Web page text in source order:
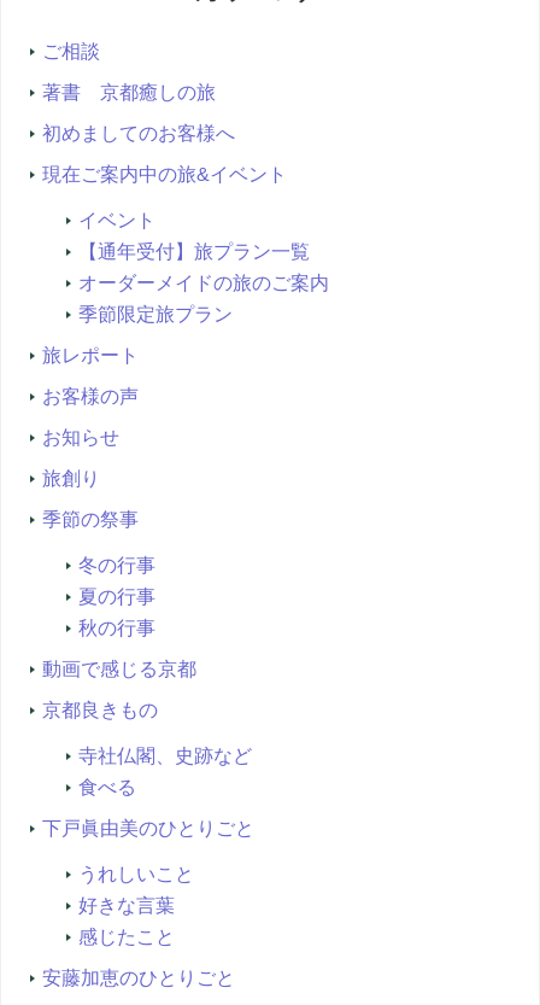
ご相談
著書 京都癒しの旅
初めましてのお客様へ
現在ご案内中の旅&イベント
イベント
【通年受付】旅プラン一覧
オーダーメイドの旅のご案内
季節限定旅プラン
旅レポート
お客様の声
お知らせ
旅創り
季節の祭事
冬の行事
夏の行事
秋の行事
動画で感じる京都
京都良きもの
寺社仏閣、史跡など
食べる
下戸眞由美のひとりごと
うれしいこと
好きな言葉
感じたこと
安藤加恵のひとりごと